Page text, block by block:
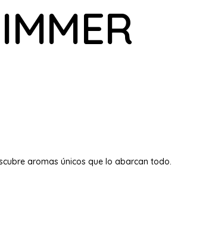
aromas únicos que lo abarcan todo.